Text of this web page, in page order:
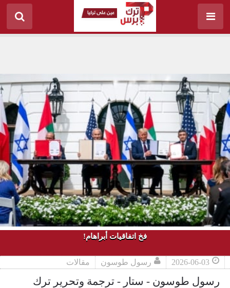
فخ اتفاقيات أبراهام!
2026-06-03 رسول طوسون مقالات
رسول طوسون - ستار - ترجمة وتحرير ترك